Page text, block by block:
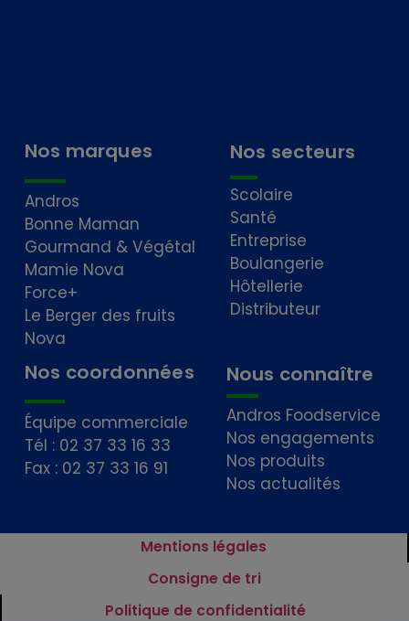
Nos marques
Andros
Bonne Maman
Gourmand & Végétal
Mamie Nova
Force+
Le Berger des fruits
Nova
Nos secteurs
Scolaire
Santé
Entreprise
Boulangerie
Hôtellerie
Distributeur
Nos coordonnées
Équipe commerciale
Tél : 02 37 33 16 33
Fax : 02 37 33 16 91
Nous connaître
Andros Foodservice
Nos engagements
Nos produits
Nos actualités
Mentions légales
Consigne de tri
Politique de confidentialité